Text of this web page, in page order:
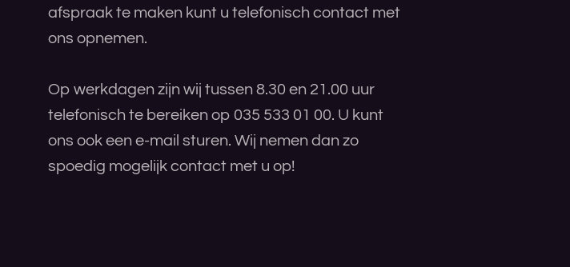
afspraak te maken kunt u telefonisch contact met
ons opnemen.
Op werkdagen zijn wij tussen 8.30 en 21.00 uur
telefonisch te bereiken op 035 533 01 00. U kunt
ons ook een e-mail sturen. Wij nemen dan zo
spoedig mogelijk contact met u op!